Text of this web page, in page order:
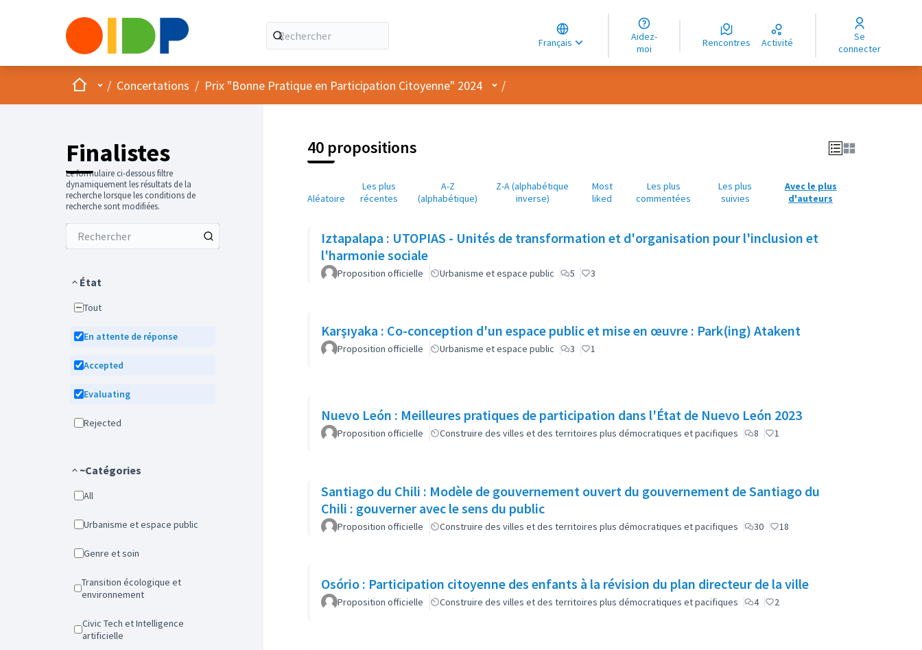
Français
Choose language
Choisir la langue
Elegir el idioma
Aidez-
moi
Rencontres Activité
Se
connecter
AccueilMenu principal
/ Concertations / Prix "Bonne Pratique en Participation Citoyenne" 2024 Menu utilisateur
/
Finalistes
Le formulaire ci-dessous filtre
dynamiquement les résultats de la
recherche lorsque les conditions de
recherche sont modifiées.
État
Tout
En attente de réponse
Accepted
Evaluating
Rejected
~Catégories
All
Urbanisme et espace public
Genre et soin
Transition écologique et
environnement
Civic Tech et Intelligence
artificielle
40 propositions
Aléatoire
Les plus
récentes
A-Z
(alphabétique)
Z-A (alphabétique
inverse)
Most
liked
Les plus
commentées
Les plus
suivies
Avec le plus
d'auteurs
Iztapalapa : UTOPIAS - Unités de transformation et d'organisation pour l'inclusion et
l'harmonie sociale
Proposition officielle Urbanisme et espace public 5 3
Karşıyaka : Co-conception d'un espace public et mise en œuvre : Park(ing) Atakent
Proposition officielle Urbanisme et espace public 3 1
Nuevo León : Meilleures pratiques de participation dans l'État de Nuevo León 2023
Proposition officielle Construire des villes et des territoires plus démocratiques et pacifiques 8 1
Santiago du Chili : Modèle de gouvernement ouvert du gouvernement de Santiago du
Chili : gouverner avec le sens du public
Proposition officielle Construire des villes et des territoires plus démocratiques et pacifiques 30 18
Osório : Participation citoyenne des enfants à la révision du plan directeur de la ville
Proposition officielle Construire des villes et des territoires plus démocratiques et pacifiques 4 2